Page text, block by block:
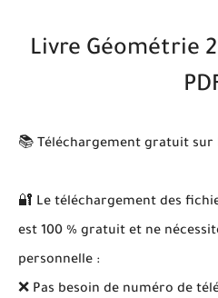
Livre Géométrie
📚 Téléchargement gratuit sur
🔐 Le téléchargement des
est 100 % gratuit et ne
personnelle :
❌ Pas besoin de numéro de